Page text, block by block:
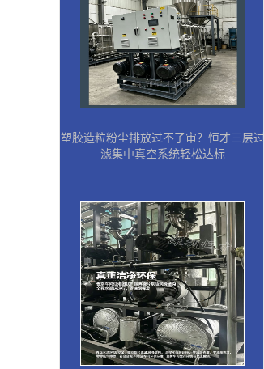
塑胶造粒粉尘排放过不了审？恒才三层过
滤集中真空系统轻松达标